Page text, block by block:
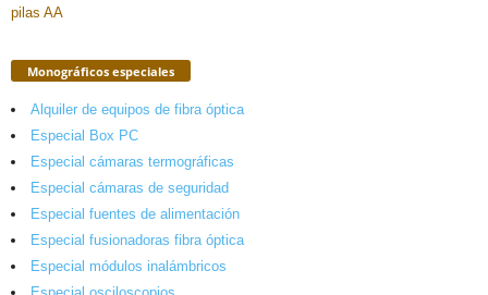
Monográficos especiales
Alquiler de equipos de fibra óptica
Especial Box PC
Especial cámaras termográficas
Especial cámaras de seguridad
Especial fuentes de alimentación
Especial fusionadoras fibra óptica
Especial módulos inalámbricos